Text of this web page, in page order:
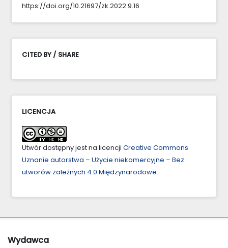
https://doi.org/10.21697/zk.2022.9.16
CITED BY / SHARE
LICENCJA
Utwór dostępny jest na licencji Creative Commons
Uznanie autorstwa – Użycie niekomercyjne – Bez
utworów zależnych 4.0 Międzynarodowe.
Wydawca